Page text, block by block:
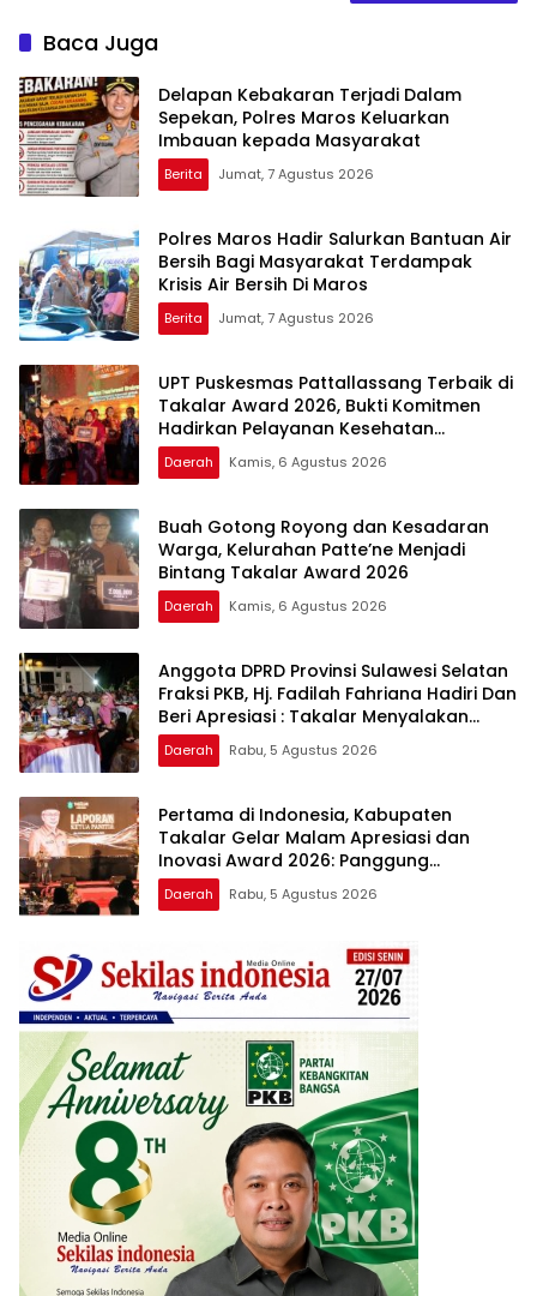
Baca Juga
Delapan Kebakaran Terjadi Dalam
Sepekan, Polres Maros Keluarkan
Imbauan kepada Masyarakat
Berita Jumat, 7 Agustus 2026
Polres Maros Hadir Salurkan Bantuan Air
Bersih Bagi Masyarakat Terdampak
Krisis Air Bersih Di Maros
Berita Jumat, 7 Agustus 2026
UPT Puskesmas Pattallassang Terbaik di
Takalar Award 2026, Bukti Komitmen
Hadirkan Pelayanan Kesehatan
Berkualitas
Daerah Kamis, 6 Agustus 2026
Buah Gotong Royong dan Kesadaran
Warga, Kelurahan Patte’ne Menjadi
Bintang Takalar Award 2026
Daerah Kamis, 6 Agustus 2026
Anggota DPRD Provinsi Sulawesi Selatan
Fraksi PKB, Hj. Fadilah Fahriana Hadiri Dan
Beri Apresiasi : Takalar Menyalakan
Lentera Pengabdian Melalui Malam
Apresiasi dan Inovasi Award 2026
Daerah Rabu, 5 Agustus 2026
Pertama di Indonesia, Kabupaten
Takalar Gelar Malam Apresiasi dan
Inovasi Award 2026: Panggung
Penghargaan bagi Pelayan Publik
Berprestasi
Daerah Rabu, 5 Agustus 2026